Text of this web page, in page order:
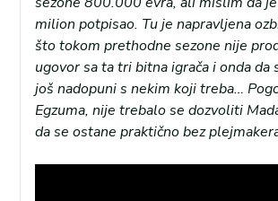
milion potpisao. Tu je napravljena
što tokom prethodne sezone nije
ugovor sa ta tri bitna igrača i onda da
još nadopuni s nekim koji treba…
Egzuma, nije trebalo se dozvoliti
da se ostane praktično bez